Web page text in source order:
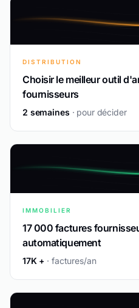
DISTRIBUTION
Choisir le meilleur outil
fournisseurs
2 semaines · pour décider
IMMOBILIER
17 000 factures
automatiquement
17K + · factures/an